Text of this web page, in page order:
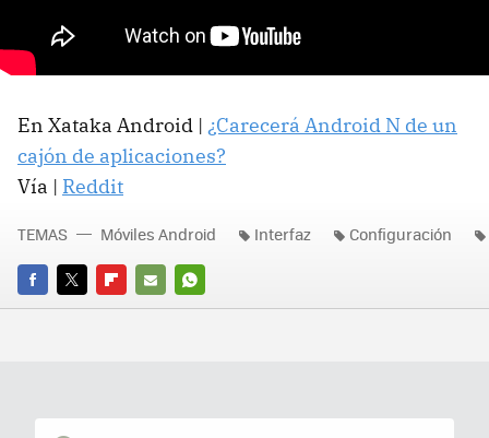
En Xataka Android | ¿Carecerá Android N de un
cajón de aplicaciones?
Vía | Reddit
FACEBOOK
TWITTERFLIPBOARD
E-
WHATSAPP
TEMAS Móviles Android Interfaz Configuración